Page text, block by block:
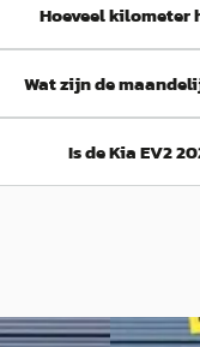
Hoeveel kilometer
Wat zijn de
Is de Kia EV2
NIEUW